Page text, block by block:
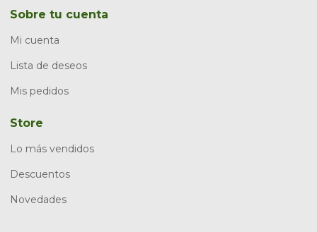
Sobre tu cuenta
Mi cuenta
Lista de deseos
Mis pedidos
Store
Lo más vendidos
Descuentos
Novedades